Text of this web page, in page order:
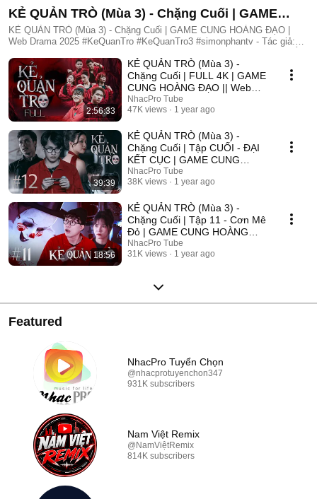
KẺ QUẢN TRÒ (Mùa 3) - Chặng Cuối | GAME
CUNG HOÀNG ĐẠO | Web Drama 2025
KẺ QUẢN TRÒ (Mùa 3) - Chặng Cuối | GAME CUNG HOÀNG ĐẠO |
Web Drama 2025 #KeQuanTro #KeQuanTro3 #simonphantv - Tác giả:
Tâm, Trúc, Khánh Duy ► Một trò chơi kỳ lạ, với mức thưởng tiền tỷ.
Một trò chơi mang hơi hướng của show truyền hình thực tế, nhưng dần
trở nên đen tối hơn quà từng vòng. Ai sẽ là người chiến thắng cuối
cùng?. Mục đích của KẺ QUẢN TRÒ là gì?. Và gương mặt đằng sau
chiếc mặt nạ. Tất cả sẽ tiết lộ trong seri web drama KẺ QUẢN TRÒ
(Mùa 3) Simon Phan _ Anh trai Simon Huỳnh Nhựt _ Diễn viên Huỳnh
Nhựt Bnat _ Ca sĩ Bnat Bảo Ngân _ Cô giáo Bảo Ngân Trúc _ TikToker
Trúc Khánh Duy _ Nghệ sĩ Khánh Duy Simon Phan _ Em trai Cá Hồi
2:56:33
KẺ QUẢN TRÒ (Mùa 3) -
Chặng Cuối | FULL 4K | GAME
CUNG HOÀNG ĐẠO || Web
Drama 2025
NhacPro Tube
47K views
1 year ago
39:39
KẺ QUẢN TRÒ (Mùa 3) -
Chặng Cuối | Tập CUỐI - ĐẠI
KẾT CỤC | GAME CUNG
HOÀNG ĐẠO || Web Drama
2025
NhacPro Tube
38K views
1 year ago
18:56
KẺ QUẢN TRÒ (Mùa 3) -
Chặng Cuối | Tập 11 - Cơn Mê
Đỏ | GAME CUNG HOÀNG
ĐẠO || Web Drama 2025
NhacPro Tube
31K views
1 year ago
Featured
NhacPro Tuyển Chọn
@nhacprotuyenchon347
931K subscribers
Nam Việt Remix
@NamViệtRemix
814K subscribers